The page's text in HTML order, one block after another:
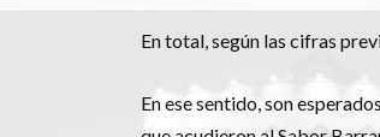
En total, según las cifras
En ese sentido, son